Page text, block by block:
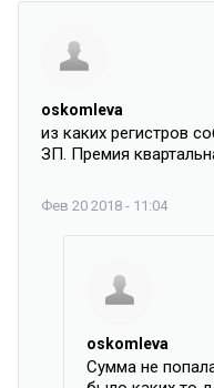
oskomleva
из каких регистров
ЗП. Премия
Фев 20 2018 - 11:04
oskomleva
Сумма не